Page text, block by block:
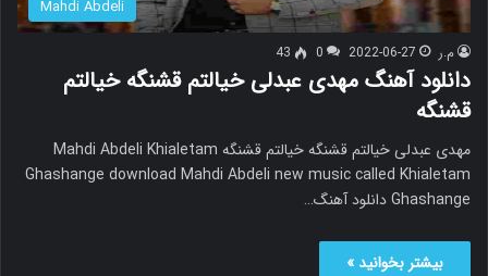
Mahdi Abdeli
م.ر 2022-06-27
0
43
دانلود آهنگ مهدی عبدلی خیالتم قشنگه خیالتم
قشنگه
مهدی عبدلی خیالتم قشنگه خیالتم قشنگه Mahdi Abdeli Khialetam
Ghashange download Mahdi Abdeli new music called Khialetam
Ghashange دانلود آهنگ…
بیشتر بخوانید »